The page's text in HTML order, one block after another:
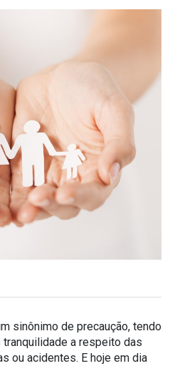
sinônimo de precaução, tendo
a respeito das
ou acidentes. E hoje em dia